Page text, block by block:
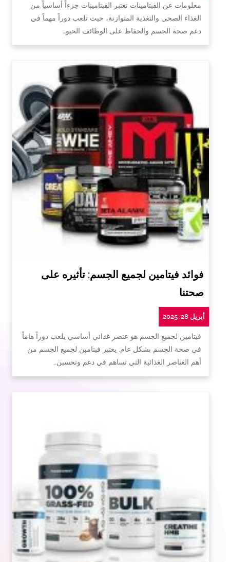
معلومات عن الفيتامينات تعتبر الفيتامينات جزءاً أساسياً من
الغذاء الصحي والتغذية المتوازنة، حيث تلعب دوراً مهماً في
دعم صحة الجسم والحفاظ على الوظائف الحيو…
فوائد فيتامين لجميع الجسم: تأثيره على
صحتنا
أبريل 28, 2025
فيتامين لجميع الجسم هو عنصر غذائي أساسي يلعب دوراً هاماً
في صحة الجسم بشكل عام. يعتبر فيتامين لجميع الجسم من
أهم العناصر الغذائية التي تساهم في دعم وتحسين…